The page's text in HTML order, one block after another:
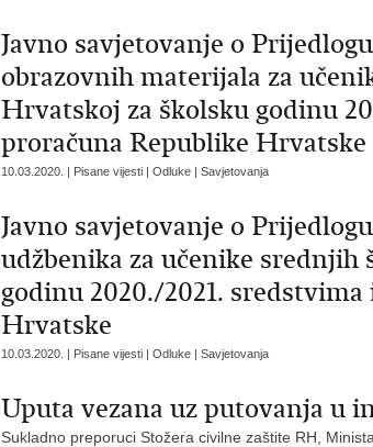
Javno savjetovanje o
obrazovnih materijala za
Hrvatskoj za školsku godinu
proračuna Republike Hrvatske
10.03.2020. | Pisane vijesti | Odluke | Savjetovanja
Javno savjetovanje o
udžbenika za učenike
godinu 2020./2021.
Hrvatske
10.03.2020. | Pisane vijesti | Odluke | Savjetovanja
Uputa vezana uz putovanja u
Sukladno preporuci Stožera civilne zaštite RH,